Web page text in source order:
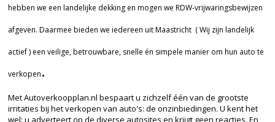
hebben we een landelijke dekking en mogen we RDW-vrijwaringsbewijzen
afgeven. Daarmee bieden we iedereen uit Maastricht ( Wij zijn landelijk
actief ) een veilige, betrouwbare, snelle én simpele manier om hun auto te
verkopen.
Met Autoverkoopplan.nl bespaart u zichzelf één van de grootste
irritaties bij het verkopen van auto's: de onzinbiedingen. U kent het
wel: u adverteert op de diverse autosites en krijgt geen reacties. En